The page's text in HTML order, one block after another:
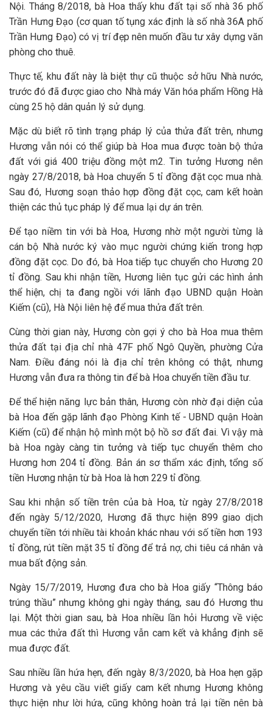
Nội. Tháng 8/2018, bà Hoa thấy khu đất tại số nhà 36 phố
Trần Hưng Đạo (cơ quan tố tụng xác định là số nhà 36A phố
Trần Hưng Đạo) có vị trí đẹp nên muốn đầu tư xây dựng văn
phòng cho thuê.
Thực tế, khu đất này là biệt thự cũ thuộc sở hữu Nhà nước,
trước đó đã được giao cho Nhà máy Văn hóa phẩm Hồng Hà
cùng 25 hộ dân quản lý sử dụng.
Mặc dù biết rõ tình trạng pháp lý của thửa đất trên, nhưng
Hương vẫn nói có thể giúp bà Hoa mua được toàn bộ thửa
đất với giá 400 triệu đồng một m2. Tin tưởng Hương nên
ngày 27/8/2018, bà Hoa chuyển 5 tỉ đồng đặt cọc mua nhà.
Sau đó, Hương soạn thảo hợp đồng đặt cọc, cam kết hoàn
thiện các thủ tục pháp lý để mua lại dự án trên.
Để tạo niềm tin với bà Hoa, Hương nhờ một người từng là
cán bộ Nhà nước ký vào mục người chứng kiến trong hợp
đồng đặt cọc. Do đó, bà Hoa tiếp tục chuyển cho Hương 20
tỉ đồng. Sau khi nhận tiền, Hương liên tục gửi các hình ảnh
thể hiện, chị ta đang ngồi với lãnh đạo UBND quận Hoàn
Kiếm (cũ), Hà Nội liên hệ để mua thửa đất trên.
Cùng thời gian này, Hương còn gợi ý cho bà Hoa mua thêm
thửa đất tại địa chỉ nhà 47F phố Ngô Quyền, phường Cửa
Nam. Điều đáng nói là địa chỉ trên không có thật, nhưng
Hương vẫn đưa ra thông tin để bà Hoa chuyển tiền đầu tư.
Để thể hiện năng lực bản thân, Hương còn nhờ đại diện của
bà Hoa đến gặp lãnh đạo Phòng Kinh tế - UBND quận Hoàn
Kiếm (cũ) để nhận hộ mình một bộ hồ sơ đất đai. Vì vậy mà
bà Hoa ngày càng tin tưởng và tiếp tục chuyển thêm cho
Hương hơn 204 tỉ đồng. Bản án sơ thẩm xác định, tổng số
tiền Hương nhận từ bà Hoa là hơn 229 tỉ đồng.
Sau khi nhận số tiền trên của bà Hoa, từ ngày 27/8/2018
đến ngày 5/12/2020, Hương đã thực hiện 899 giao dịch
chuyển tiền tới nhiều tài khoản khác nhau với số tiền hơn 193
tỉ đồng, rút tiền mặt 35 tỉ đồng để trả nợ, chi tiêu cá nhân và
mua bất động sản.
Ngày 15/7/2019, Hương đưa cho bà Hoa giấy “Thông báo
trúng thầu” nhưng không ghi ngày tháng, sau đó Hương thu
lại. Một thời gian sau, bà Hoa nhiều lần hỏi Hương về việc
mua các thửa đất thì Hương vẫn cam kết và khẳng định sẽ
mua được đất.
Sau nhiều lần hứa hẹn, đến ngày 8/3/2020, bà Hoa hẹn gặp
Hương và yêu cầu viết giấy cam kết nhưng Hương không
thực hiện như lời hứa, cũng không hoàn trả lại tiền nên bà